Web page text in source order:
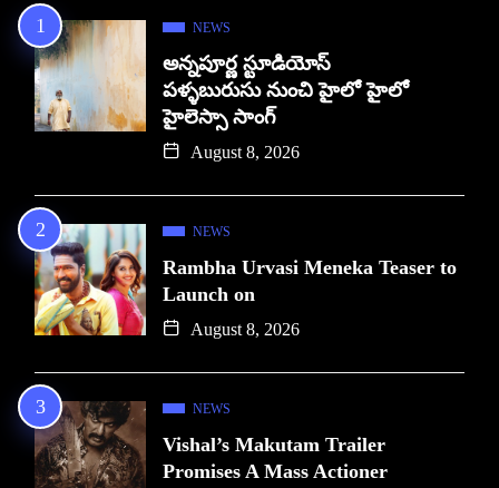
NEWS
అన్నపూర్ణ స్టూడియోస్
పళ్ళబురుసు నుంచి హైలో హైలో
హైలెస్సా సాంగ్
August 8, 2026
NEWS
Rambha Urvasi Meneka Teaser to
Launch on
August 8, 2026
NEWS
Vishal’s Makutam Trailer
Promises A Mass Actioner